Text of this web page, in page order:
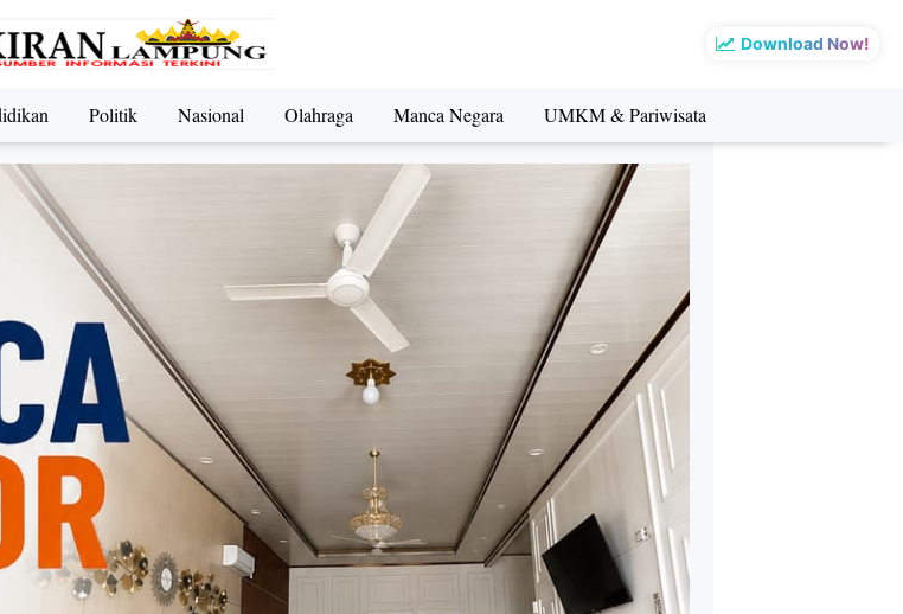
Download Now!
Politik Nasional Olahraga Manca Negara UMKM & Pariwisata
Olahraga Politik UMKM & Pariwisata Manca Negara